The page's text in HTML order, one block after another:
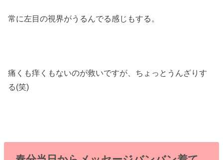
常に左目の視界がうるんでる感じもする。
痛くも痒くもないのが救いですが、ちょっとうんざりす
る(笑)